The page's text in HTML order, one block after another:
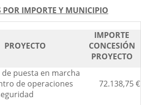
POR IMPORTE Y MUNICIPIO
PROYECTO
IMPORTE
CONCESIÓN
PROYECTO
puesta en marcha
de operaciones
72.138,75 €